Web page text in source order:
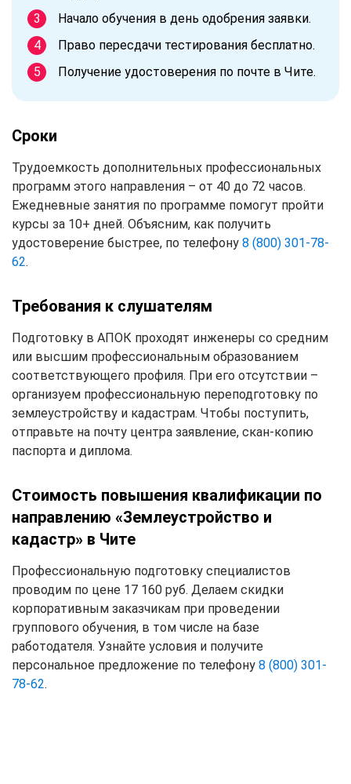
Начало обучения в день одобрения заявки.
Право пересдачи тестирования бесплатно.
Получение удостоверения по почте в Чите.
Сроки
Трудоемкость дополнительных профессиональных
программ этого направления – от 40 до 72 часов.
Ежедневные занятия по программе помогут пройти
курсы за 10+ дней. Объясним, как получить
удостоверение быстрее, по телефону 8 (800) 301-78-
62.
Требования к слушателям
Подготовку в АПОК проходят инженеры со средним
или высшим профессиональным образованием
соответствующего профиля. При его отсутствии –
организуем профессиональную переподготовку по
землеустройству и кадастрам. Чтобы поступить,
отправьте на почту центра заявление, скан-копию
паспорта и диплома.
Стоимость повышения квалификации по
направлению «Землеустройство и
кадастр» в Чите
Профессиональную подготовку специалистов
проводим по цене 17 160 руб. Делаем скидки
корпоративным заказчикам при проведении
группового обучения, в том числе на базе
работодателя. Узнайте условия и получите
персональное предложение по телефону 8 (800) 301-
78-62.